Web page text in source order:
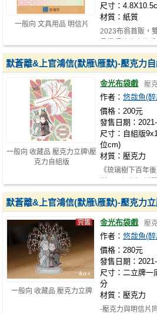
一般向 文具用品 明信片
尺寸：
材質：紙質
2023布翁首販，
一般向 收藏品 壓克力立牌\壓
克力自組版
默蒼離&上官鴻信(默雁\雁默)-壓克力
金光布袋戲 壓
作者：悠哉魚(
價格：200元
發售日期：
尺寸：自組版
位cm)
材質：壓克力
《琉璃樹下百年
一般向 收藏品 壓克力立牌
默蒼離&上官鴻信(默雁\雁默)-壓克力
金光布袋戲 壓
作者：悠哉魚(
價格：280元
發售日期：
尺寸：二立牌一
分
材質：壓克力
-壓克力與明信片